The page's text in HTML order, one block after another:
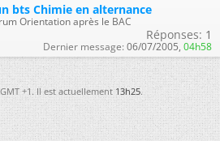
bts Chimie en alternance
Orientation après le BAC
Réponses: 1
Dernier message: 06/07/2005, 04h58
+1. Il est actuellement13h25.